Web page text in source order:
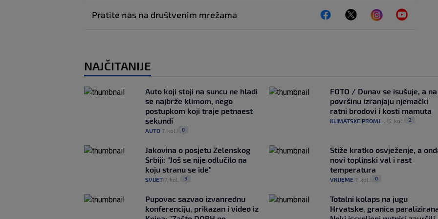
Pratite nas na društvenim mrežama
NAJČITANIJE
Auto koji stoji na suncu ne hladi
se najbrže klimom, nego
postupkom koji traje petnaest
sekundi
AUTO 7. kol. 0
FOTO / Dunav se isušuje, a na
površinu izranjaju njemački
ratni brodovi i kosti mamuta
KLIMATSKE PROMJENE 5. kol. 2
Jakovina o posjetu Zelenskog
Srbiji: "Još se nije odlučilo na
koju stranu se ide"
SVIJET 7. kol. 3
Stiže kratko osvježenje, a
novi toplinski val i rast
temperatura
VRIJEME| 7. kol. 0
Pupovac sazvao izvanrednu
konferenciju, prikazan i video iz
Totalni kolaps na jugu
Hrvatske, granica